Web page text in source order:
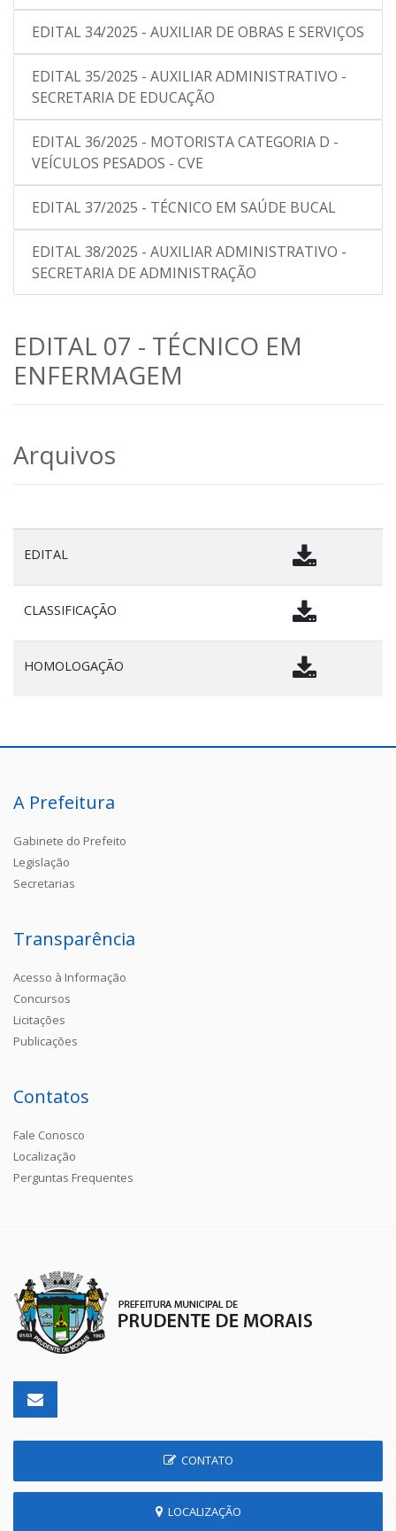
EDITAL 34/2025 - AUXILIAR DE OBRAS E SERVIÇOS
EDITAL 35/2025 - AUXILIAR ADMINISTRATIVO -
SECRETARIA DE EDUCAÇÃO
EDITAL 36/2025 - MOTORISTA CATEGORIA D -
VEÍCULOS PESADOS - CVE
EDITAL 37/2025 - TÉCNICO EM SAÚDE BUCAL
EDITAL 38/2025 - AUXILIAR ADMINISTRATIVO -
SECRETARIA DE ADMINISTRAÇÃO
EDITAL 07 - TÉCNICO EM
ENFERMAGEM
Arquivos
EDITAL
CLASSIFICAÇÃO
HOMOLOGAÇÃO
A Prefeitura
Gabinete do Prefeito
Legislação
Secretarias
Transparência
Acesso à Informação
Concursos
Licitações
Publicações
Contatos
Fale Conosco
Localização
Perguntas Frequentes
CONTATO
LOCALIZAÇÃO